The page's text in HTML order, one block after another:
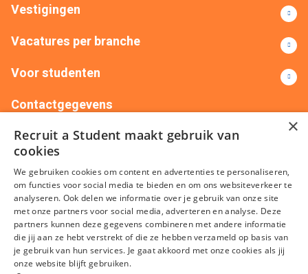
Vestigingen
Vacatures per branche
Voor studenten
Contactgegevens
+31(0)88 522 00 76
info@recruitastudent.nl
Alle vestigingen
×
Recruit a Student maakt gebruik van
cookies
We gebruiken cookies om content en advertenties te personaliseren,
om functies voor social media te bieden en om ons websiteverkeer te
analyseren. Ook delen we informatie over je gebruik van onze site
met onze partners voor social media, adverteren en analyse. Deze
partners kunnen deze gegevens combineren met andere informatie
die jij aan ze hebt verstrekt of die ze hebben verzameld op basis van
je gebruik van hun services. Je gaat akkoord met onze cookies als jij
onze website blijft gebruiken.